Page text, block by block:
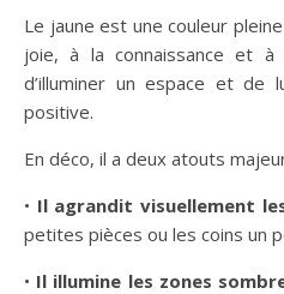
Le jaune est une couleur
joie, à la connaissance et
d’illuminer un espace et de
positive.
En déco, il a deux atouts
• Il agrandit visuellement
petites pièces ou les coins un
• Il illumine les zones